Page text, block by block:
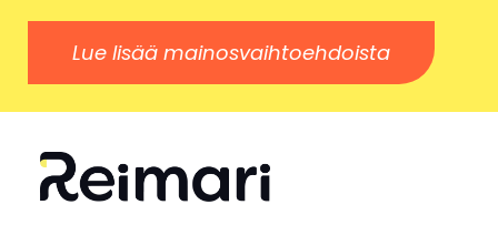
Lue lisää mainosvaihtoehdoista